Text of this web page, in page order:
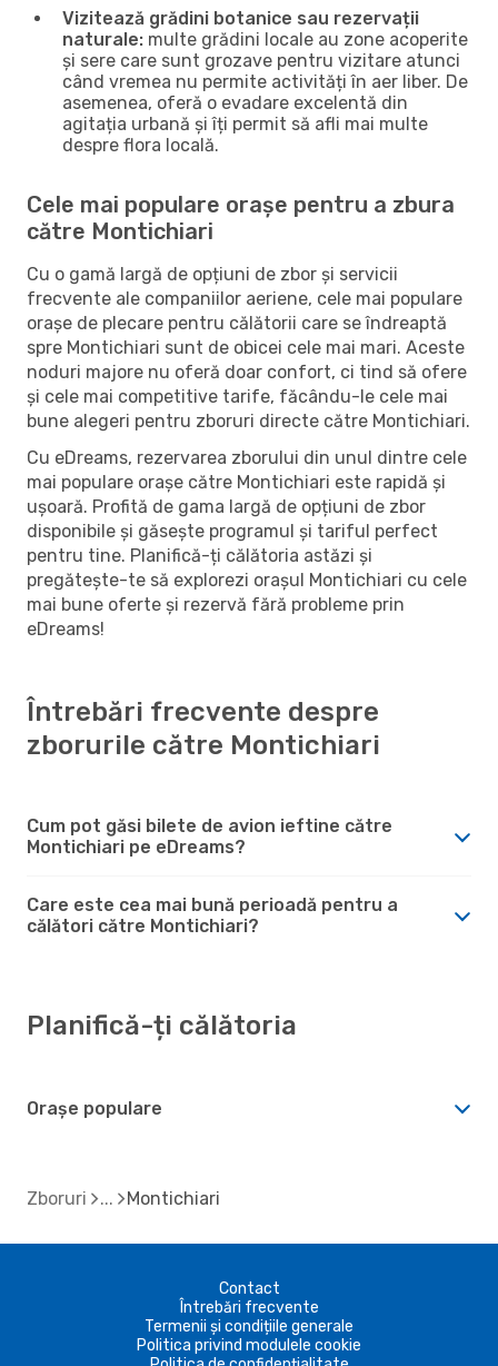
Vizitează grădini botanice sau rezervații
naturale: multe grădini locale au zone acoperite
și sere care sunt grozave pentru vizitare atunci
când vremea nu permite activități în aer liber. De
asemenea, oferă o evadare excelentă din
agitația urbană și îți permit să afli mai multe
despre flora locală.
Cele mai populare orașe pentru a zbura
către Montichiari
Cu o gamă largă de opțiuni de zbor și servicii
frecvente ale companiilor aeriene, cele mai populare
orașe de plecare pentru călătorii care se îndreaptă
spre Montichiari sunt de obicei cele mai mari. Aceste
noduri majore nu oferă doar confort, ci tind să ofere
și cele mai competitive tarife, făcându-le cele mai
bune alegeri pentru zboruri directe către Montichiari.
Cu eDreams, rezervarea zborului din unul dintre cele
mai populare orașe către Montichiari este rapidă și
ușoară. Profită de gama largă de opțiuni de zbor
disponibile și găsește programul și tariful perfect
pentru tine. Planifică-ți călătoria astăzi și
pregătește-te să explorezi orașul Montichiari cu cele
mai bune oferte și rezervă fără probleme prin
eDreams!
Întrebări frecvente despre
zborurile către Montichiari
Cum pot găsi bilete de avion ieftine către
Montichiari pe eDreams?
Care este cea mai bună perioadă pentru a
călători către Montichiari?
Planifică-ți călătoria
Orașe populare
Zboruri Montichiari
Contact
Întrebări frecvente
Termenii și condițiile generale
Politica privind modulele cookie